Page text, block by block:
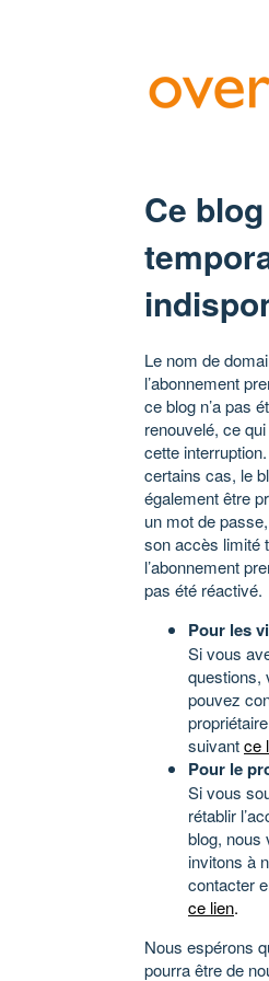
Ce
Le nom de
l’abonnement
ce blog n’a pas
renouvelé, ce
cette
certains cas, le
également être
un mot de
son accès limité
l’abonnement
pas été réactivé.
Pour les
Si vous
questions,
pouvez
suivantce
Pour le
Si vous
rétablir
blog, nous
invitons à
contacter
ce lien.
Nous espérons
pourra être de